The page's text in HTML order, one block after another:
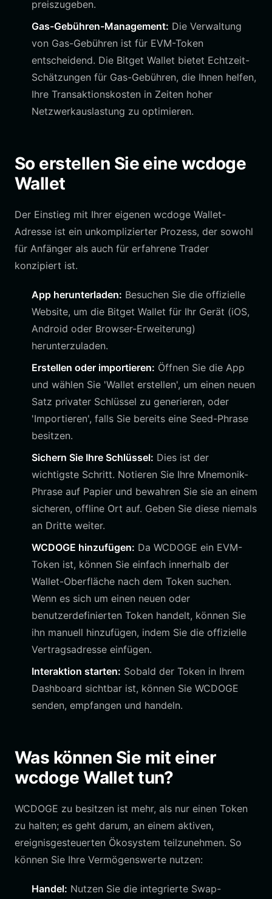
preiszugeben.
Gas-Gebühren-Management: Die Verwaltung
von Gas-Gebühren ist für EVM-Token
entscheidend. Die Bitget Wallet bietet Echtzeit-
Schätzungen für Gas-Gebühren, die Ihnen helfen,
Ihre Transaktionskosten in Zeiten hoher
Netzwerkauslastung zu optimieren.
So erstellen Sie eine wcdoge
Wallet
Der Einstieg mit Ihrer eigenen wcdoge Wallet-
Adresse ist ein unkomplizierter Prozess, der sowohl
für Anfänger als auch für erfahrene Trader
konzipiert ist.
App herunterladen: Besuchen Sie die offizielle
Website, um die Bitget Wallet für Ihr Gerät (iOS,
Android oder Browser-Erweiterung)
herunterzuladen.
Erstellen oder importieren: Öffnen Sie die App
und wählen Sie 'Wallet erstellen', um einen neuen
Satz privater Schlüssel zu generieren, oder
'Importieren', falls Sie bereits eine Seed-Phrase
besitzen.
Sichern Sie Ihre Schlüssel: Dies ist der
wichtigste Schritt. Notieren Sie Ihre Mnemonik-
Phrase auf Papier und bewahren Sie sie an einem
sicheren, offline Ort auf. Geben Sie diese niemals
an Dritte weiter.
WCDOGE hinzufügen: Da WCDOGE ein EVM-
Token ist, können Sie einfach innerhalb der
Wallet-Oberfläche nach dem Token suchen.
Wenn es sich um einen neuen oder
benutzerdefinierten Token handelt, können Sie
ihn manuell hinzufügen, indem Sie die offizielle
Vertragsadresse einfügen.
Interaktion starten: Sobald der Token in Ihrem
Dashboard sichtbar ist, können Sie WCDOGE
senden, empfangen und handeln.
Was können Sie mit einer
wcdoge Wallet tun?
WCDOGE zu besitzen ist mehr, als nur einen Token
zu halten; es geht darum, an einem aktiven,
ereignisgesteuerten Ökosystem teilzunehmen. So
können Sie Ihre Vermögenswerte nutzen:
Handel: Nutzen Sie die integrierte Swap-